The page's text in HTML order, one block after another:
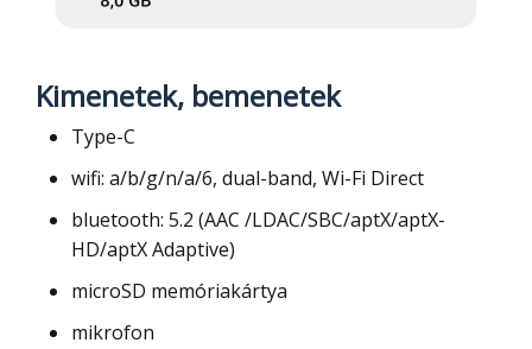
Kimenetek, bemenetek
Type-C
wifi: a/b/g/n/a/6, dual-band, Wi-Fi Direct
bluetooth: 5.2 (AAC /LDAC/SBC/aptX/aptX-
HD/aptX Adaptive)
microSD memóriakártya
mikrofon